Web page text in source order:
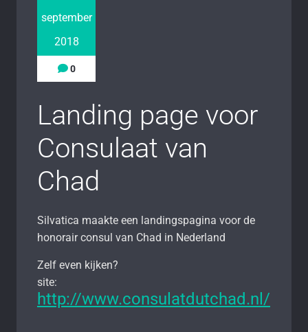
september
2018
0
Landing page voor
Consulaat van
Chad
Silvatica maakte een landingspagina voor de
honorair consul van Chad in Nederland
Zelf even kijken?
site:
http://www.consulatdutchad.nl/